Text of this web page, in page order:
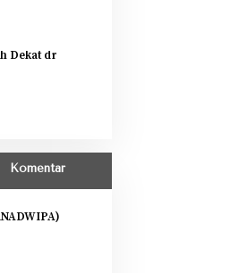
Dekat dr
Komentar